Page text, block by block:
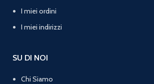
I miei ordini
I miei indirizzi
SU DI NOI
Chi Siamo